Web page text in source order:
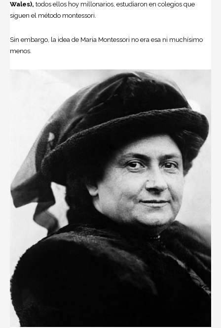
Wales), todos ellos hoy millonarios, estudiaron en colegios que
siguen el método montessori.
Sin embargo, la idea de Maria Montessori no era esa ni muchísimo
menos.